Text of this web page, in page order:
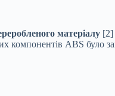
матеріалу [2]
компонентів ABS було